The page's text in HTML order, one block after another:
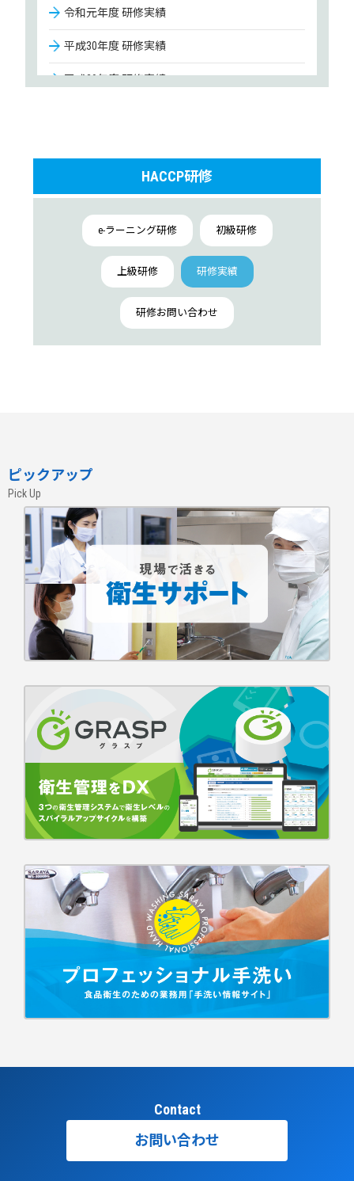
令和元年度 研修実績
平成30年度 研修実績
平成29年度 研修実績
平成26年度 研修実績
平成25年度 研修実績
平成24年度 研修実績
平成23年度 研修実績
平成22年度 研修実績
HACCP研修
e-ラーニング研修 初級研修
上級研修 研修実績
研修お問い合わせ
ピックアップ
Pick Up
Contact
お問い合わせ